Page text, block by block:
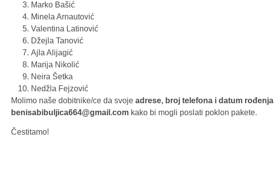
Marko Bašić
Minela Arnautović
Valentina Latinović
Džejla Tanović
Ajla Alijagić
Marija Nikolić
Neira Šetka
Nedžla Fejzović
Molimo naše dobitnike/ce da svoje adrese, broj telefona i datum rođenja
benisabibuljica664@gmail.com kako bi mogli poslati poklon pakete.
Čestitamo!